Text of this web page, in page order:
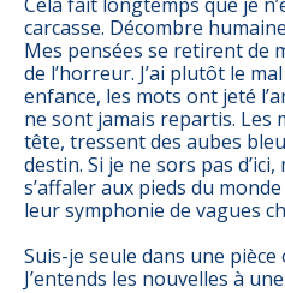
carcasse. Décombre
Mes pensées se retirent de
de l’horreur. J’ai plutôt le
enfance, les mots ont jeté
ne sont jamais repartis. Les
tête, tressent des aubes
destin. Si je ne sors pas
s’affaler aux pieds du
leur symphonie de vagues
Suis-je seule dans une pièce
J’entends les nouvelles à